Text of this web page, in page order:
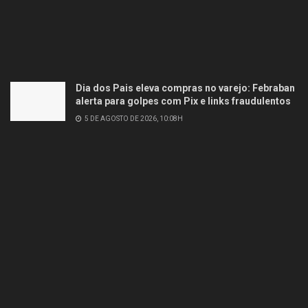
Dia dos Pais eleva compras no varejo: Febraban
alerta para golpes com Pix e links fraudulentos
5 DE AGOSTO DE 2026, 10:08H